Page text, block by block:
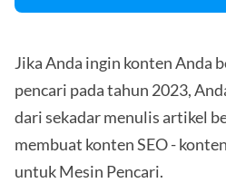
Jika Anda ingin konten Anda
pencari pada tahun 2023,
dari sekadar menulis artikel
membuat konten SEO -
untuk Mesin Pencari.